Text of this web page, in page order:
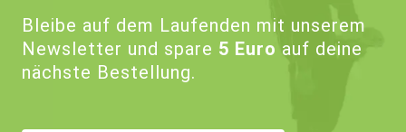
Bleibe auf dem Laufenden mit unserem
Newsletter und spare 5 Euro auf deine
nächste Bestellung.